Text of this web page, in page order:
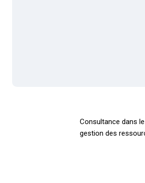
Consultance dans
gestion des